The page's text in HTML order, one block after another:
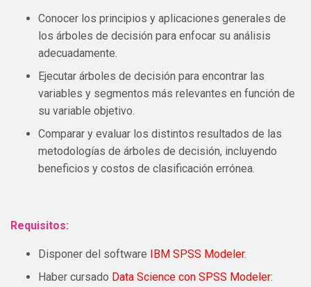
Conocer los principios y aplicaciones generales de
los árboles de decisión para enfocar su análisis
adecuadamente.
Ejecutar árboles de decisión para encontrar las
variables y segmentos más relevantes en función de
su variable objetivo.
Comparar y evaluar los distintos resultados de las
metodologías de árboles de decisión, incluyendo
beneficios y costos de clasificación errónea.
Requisitos:
Disponer del software IBM SPSS Modeler.
Haber cursado Data Science con SPSS Modeler: